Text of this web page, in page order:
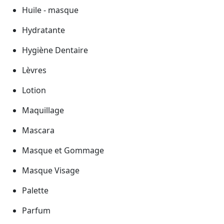
Huile - masque
Hydratante
Hygiène Dentaire
Lèvres
Lotion
Maquillage
Mascara
Masque et Gommage
Masque Visage
Palette
Parfum